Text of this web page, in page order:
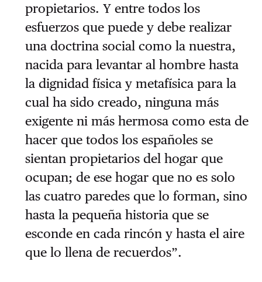
propietarios. Y entre todos los
esfuerzos que puede y debe realizar
una doctrina social como la nuestra,
nacida para levantar al hombre hasta
la dignidad física y metafísica para la
cual ha sido creado, ninguna más
exigente ni más hermosa como esta de
hacer que todos los españoles se
sientan propietarios del hogar que
ocupan; de ese hogar que no es solo
las cuatro paredes que lo forman, sino
hasta la pequeña historia que se
esconde en cada rincón y hasta el aire
que lo llena de recuerdos”.